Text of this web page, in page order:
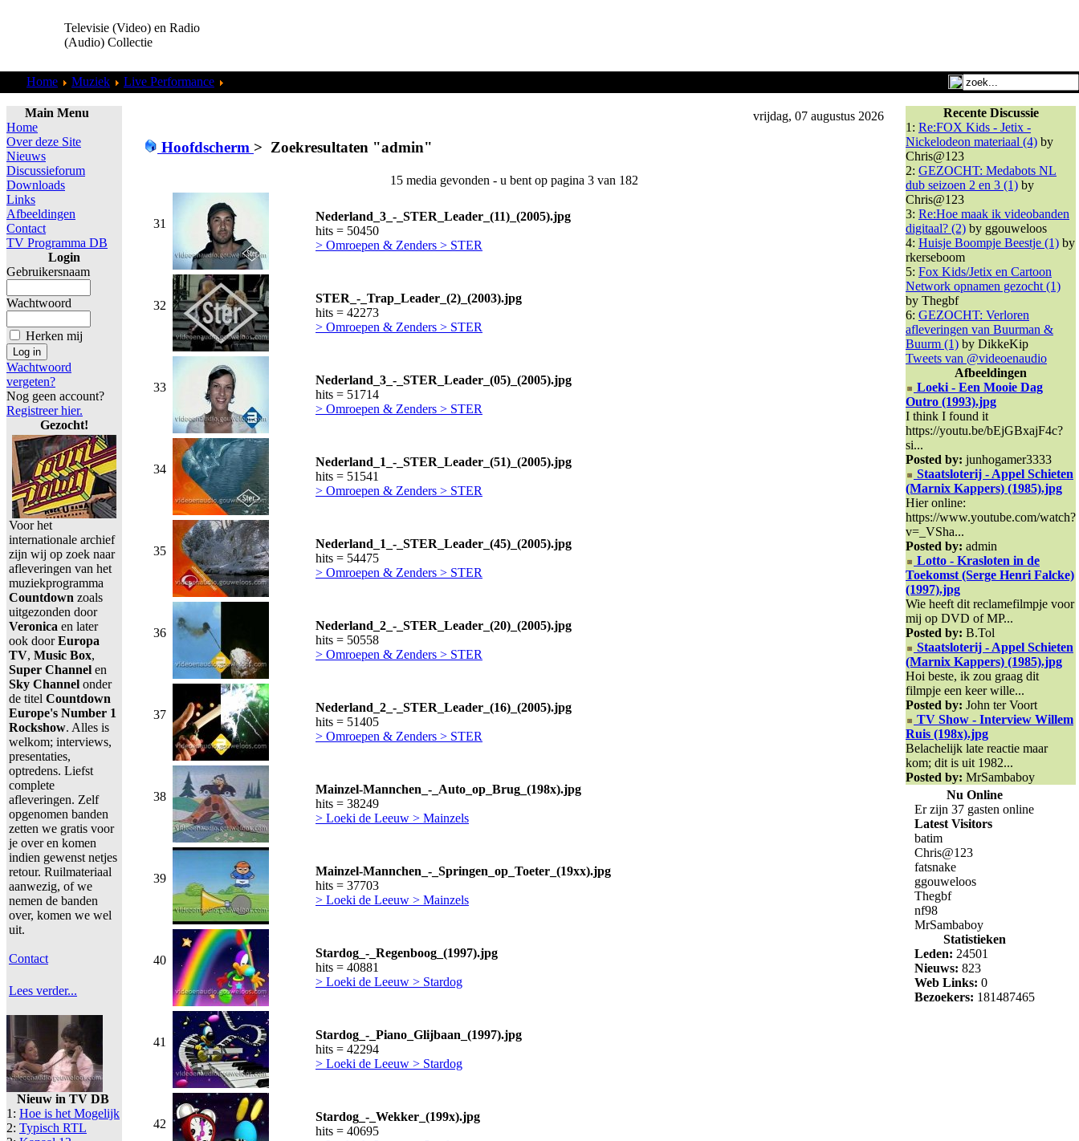
Televisie (Video) en Radio
(Audio) Collectie
Home Muziek Live Performance
Main Menu
Home
Over deze Site
Nieuws
Discussieforum
Downloads
Links
Afbeeldingen
Contact
TV Programma DB
Login
Gebruikersnaam
Wachtwoord
Herken mij
Wachtwoord
vergeten?
Nog geen account?
Registreer hier.
Gezocht!
Voor het
internationale archief
zijn wij op zoek naar
afleveringen van het
muziekprogramma
Countdown zoals
uitgezonden door
Veronica en later
ook doorEuropa
TV, Music Box,
Super Channel en
Sky Channel onder
de titel Countdown
Europe's Number 1
Rockshow. Alles is
welkom; interviews,
presentaties,
optredens. Liefst
complete
afleveringen. Zelf
opgenomen banden
zetten we gratis voor
je over en komen
indien gewenst netjes
retour. Ruilmateriaal
aanwezig, of we
nemen de banden
over, komen we wel
uit.
Contact
Lees verder...
Nieuw in TV DB
1: Hoe is het Mogelijk
2: Typisch RTL
vrijdag, 07 augustus 2026
Hoofdscherm > Zoekresultaten "admin"
15 media gevonden - u bent op pagina 3 van 182
31
Nederland_3_-_STER_Leader_(11)_(2005).jpg
hits = 50450
> Omroepen & Zenders > STER
32
STER_-_Trap_Leader_(2)_(2003).jpg
hits = 42273
> Omroepen & Zenders > STER
33
Nederland_3_-_STER_Leader_(05)_(2005).jpg
hits = 51714
> Omroepen & Zenders > STER
34
Nederland_1_-_STER_Leader_(51)_(2005).jpg
hits = 51541
> Omroepen & Zenders > STER
35
Nederland_1_-_STER_Leader_(45)_(2005).jpg
hits = 54475
> Omroepen & Zenders > STER
36
Nederland_2_-_STER_Leader_(20)_(2005).jpg
hits = 50558
> Omroepen & Zenders > STER
37
Nederland_2_-_STER_Leader_(16)_(2005).jpg
hits = 51405
> Omroepen & Zenders > STER
38
Mainzel-Mannchen_-_Auto_op_Brug_(198x).jpg
hits = 38249
> Loeki de Leeuw > Mainzels
39
Mainzel-Mannchen_-_Springen_op_Toeter_(19xx).jpg
hits = 37703
> Loeki de Leeuw > Mainzels
40
Stardog_-_Regenboog_(1997).jpg
hits = 40881
> Loeki de Leeuw > Stardog
41
Stardog_-_Piano_Glijbaan_(1997).jpg
hits = 42294
> Loeki de Leeuw > Stardog
42
Stardog_-_Wekker_(199x).jpg
hits = 40695
Recente Discussie
1: Re:FOX Kids - Jetix -
Nickelodeon materiaal (4) by
Chris@123
2: GEZOCHT: Medabots NL
dub seizoen 2 en 3 (1) by
Chris@123
3: Re:Hoe maak ik videobanden
digitaal? (2) by ggouweloos
4: Huisje Boompje Beestje (1) by
rkerseboom
5: Fox Kids/Jetix en Cartoon
Network opnamen gezocht (1)
by Thegbf
6: GEZOCHT: Verloren
afleveringen van Buurman &
Buurm (1) by DikkeKip
Tweets van @videoenaudio
Afbeeldingen
Loeki - Een Mooie Dag
Outro (1993).jpg
I think I found it
https://youtu.be/bEjGBxajF4c?
si...
Posted by: junhogamer3333
Staatsloterij - Appel Schieten
(Marnix Kappers) (1985).jpg
Hier online:
https://www.youtube.com/watch?
v=_VSha...
Posted by: admin
Lotto - Krasloten in de
Toekomst (Serge Henri Falcke)
(1997).jpg
Wie heeft dit reclamefilmpje voor
mij op DVD of MP...
Posted by: B.Tol
Staatsloterij - Appel Schieten
(Marnix Kappers) (1985).jpg
Hoi beste, ik zou graag dit
filmpje een keer wille...
Posted by: John ter Voort
TV Show - Interview Willem
Ruis (198x).jpg
Belachelijk late reactie maar
kom; dit is uit 1982...
Posted by: MrSambaboy
Nu Online
Er zijn 37 gasten online
Latest Visitors
batim
Chris@123
fatsnake
ggouweloos
Thegbf
nf98
MrSambaboy
Statistieken
Leden: 24501
Nieuws: 823
Web Links: 0
Bezoekers: 181487465